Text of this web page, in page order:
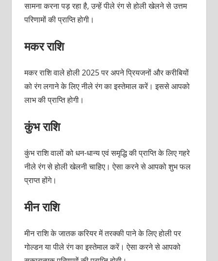
सामना करना पड़ रहा है, उन्हें पीले रंग से होली खेलने से उत्तम
परिणामों की प्राप्ति होगी।
मकर राशि
मकर राशि वाले होली 2025 पर अपने प्रियजनों और करीबियों
को रंग लगाने के लिए नीले रंग का इस्तेमाल करें। इससे आपको
लाभ की प्राप्ति होगी।
कुंभ राशि
कुंभ राशि वालों को धन-धान्य एवं समृद्धि की प्राप्ति के लिए गहरे
नीले रंग से होली खेलनी चाहिए। ऐसा करने से आपको शुभ फल
प्राप्त होंगे।
मीन राशि
मीन राशि के जातक करियर में तरक्की पाने के लिए होली पर
गोल्डन या पीले रंग का इस्तेमाल करें। ऐसा करने से आपको